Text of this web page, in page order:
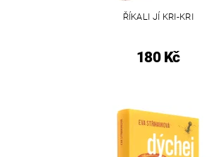
ŘÍKALI JÍ KRI-KRI
180 Kč